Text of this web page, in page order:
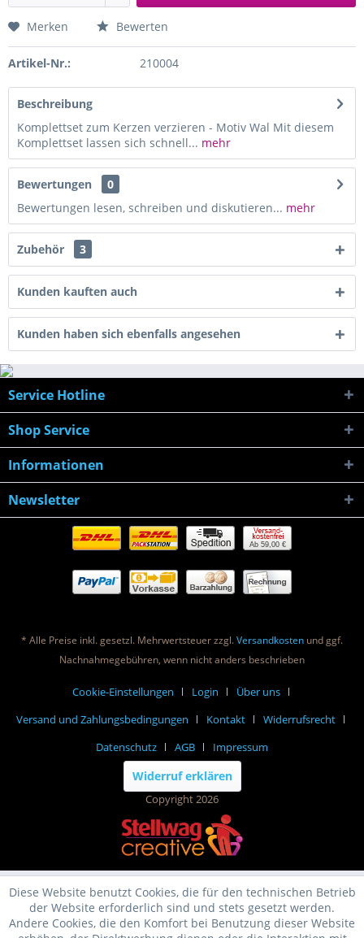
Merken Bewerten
Artikel-Nr.: 210004
Beschreibung
Komplettset zum Kerzen verzieren - Motiv Wal Mit diesem
Komplettset lassen sich schnell... mehr
Bewertungen
0
Bewertungen lesen, schreiben und diskutieren... mehr
Zubehör 3
Kunden kauften auch
Kunden haben sich ebenfalls angesehen
Service Hotline
Shop Service
Informationen
Newsletter
Ab 59,00 €
* Alle Preise inkl. gesetzl. Mehrwertsteuer zzgl.Versandkosten und ggf.
Nachnahmegebühren, wenn nicht anders beschrieben
Cookie-Einstellungen Login
Über uns
Versand und Zahlungsbedingungen
Kontakt
Widerrufsrecht
Datenschutz
AGB Impressum
Widerruf erklären
Copyright 2026
Diese Website benutzt Cookies, die für den technischen Betrieb
der Website erforderlich sind und stets gesetzt werden.
Andere Cookies, die den Komfort bei Benutzung dieser Website